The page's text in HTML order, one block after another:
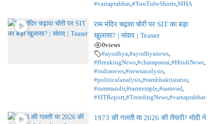
#vartaprabhat,#YouTubeShorts,MHA
राम मंदिर चढ़ावा चोरी पर SIT का बड़ा
खुलासा? | संवाद | Teaser
0views
#ayodhya,#ayodhyanews,
#BreakingNews,#champatrai,#HindiNews,
#indianews,#newsanalysis,
#politicalanalysis,#rambhaktistatus,
#rammandir,#ramtemple,#samvad,
#SITReport,#TrendingNews,#vartaprabhat
1973 की गलती या 2026 की तैयारी? मोदी ने